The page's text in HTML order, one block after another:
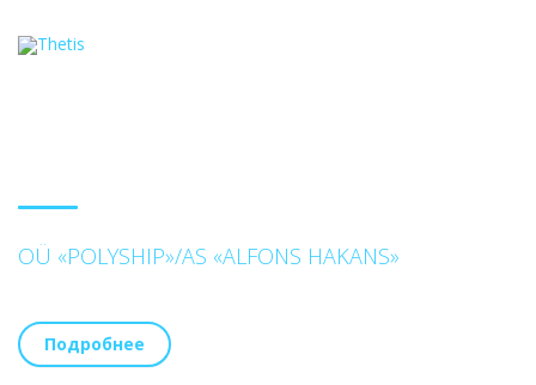
OÜ «POLYSHIP»/AS «ALFONS HAKANS»
Подробнее